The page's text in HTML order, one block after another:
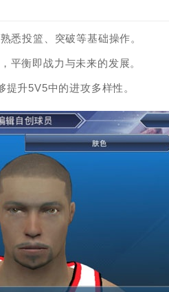
悉投篮、突破等基础操作。
平衡即战力与未来的发展。
升5V5中的进攻多样性。